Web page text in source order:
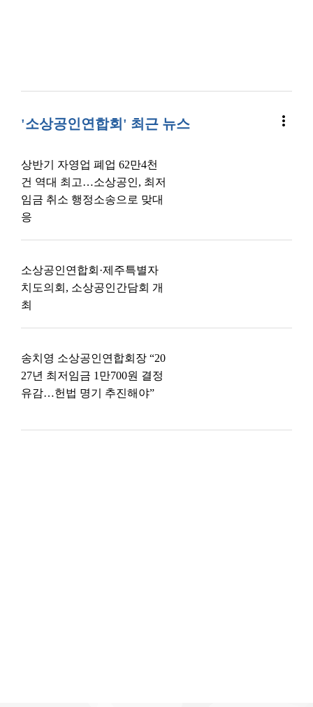
'소상공인연합회' 최근 뉴스 more_vert
상반기 자영업 폐업 62만4천
건 역대 최고…소상공인, 최저
임금 취소 행정소송으로 맞대
응
소상공인연합회·제주특별자
치도의회, 소상공인간담회 개
최
송치영 소상공인연합회장 “20
27년 최저임금 1만700원 결정
유감…헌법 명기 추진해야”